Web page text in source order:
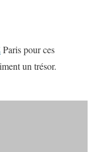
Paris pour ces
un trésor.